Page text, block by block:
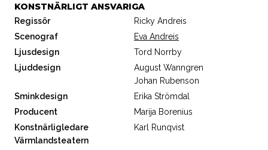
KONSTNÄRLIGT ANSVARIGA
Regissör
Ricky Andreis
Scenograf
Eva Andreis
Ljusdesign
Tord Norrby
Ljuddesign
August Wanngren
Johan Rubenson
Sminkdesign
Erika Strömdal
Producent
Marija Borenius
Konstnärligledare
Värmlandsteatern
Karl Runqvist